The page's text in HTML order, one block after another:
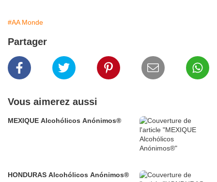
#AA Monde
Partager
Vous aimerez aussi
MEXIQUE Alcohólicos Anónimos®
HONDURAS Alcohólicos Anónimos®